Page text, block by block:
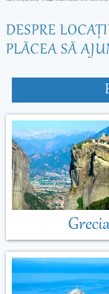
DESPRE
PLĂCEA SĂ